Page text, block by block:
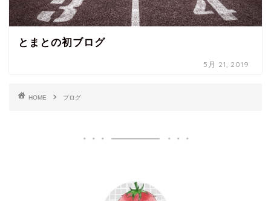
とまとの初ブログ
5月 21, 2019
HOME ブログ